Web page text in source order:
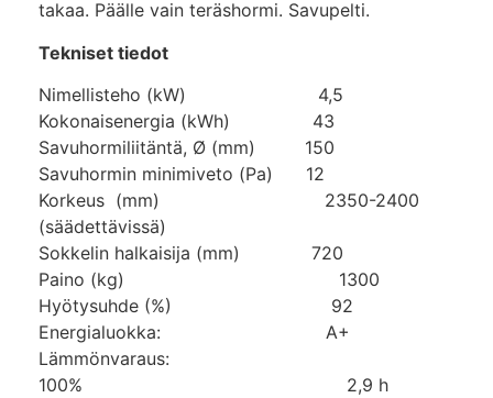
takaa. Päälle vain teräshormi. Savupelti.
Tekniset tiedot
Nimellisteho (kW) 4,5
Kokonaisenergia (kWh) 43
Savuhormiliitäntä, Ø (mm) 150
Savuhormin minimiveto (Pa) 12
Korkeus (mm) 2350-2400
(säädettävissä)
Sokkelin halkaisija (mm) 720
Paino (kg) 1300
Hyötysuhde (%) 92
Energialuokka: A+
Lämmönvaraus:
100% 2,9 h